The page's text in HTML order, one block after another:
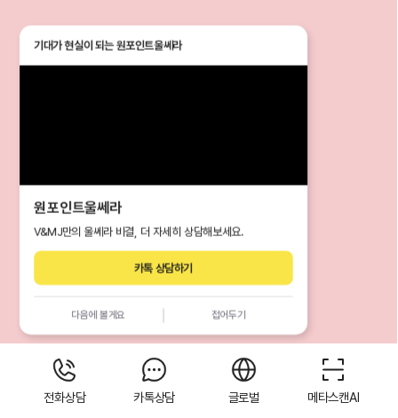
전화상담 카톡상담 글로벌 메타스캔AI
기대가 현실이 되는원포인트울쎄라
원포인트울쎄라
V&MJ만의 울쎄라 비결, 더 자세히 상담해보세요.
카톡 상담하기
다음에 볼게요 접어두기